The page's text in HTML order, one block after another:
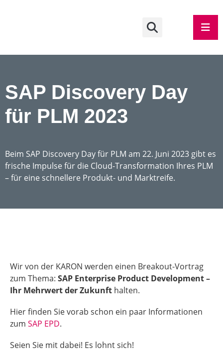
SAP Discovery Day
für PLM 2023
Beim SAP Discovery Day für PLM am 22. Juni 2023 gibt es
frische Impulse für die Cloud-Transformation Ihres PLM
– für eine schnellere Produkt- und Marktreife.
Wir von der KARON werden einen Breakout-Vortrag
zum Thema: SAP Enterprise Product Development –
Ihr Mehrwert der Zukunft halten.
Hier finden Sie vorab schon ein paar Informationen
zum SAP EPD.
Seien Sie mit dabei! Es lohnt sich!